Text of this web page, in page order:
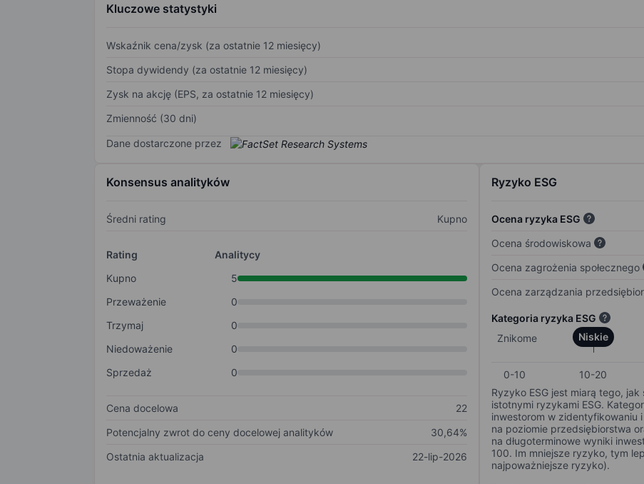
Kluczowe statystyki
Wskaźnik cena/zysk (za ostatnie 12 miesięcy)
Stopa dywidendy (za ostatnie 12 miesięcy)
Zysk na akcję (EPS, za ostatnie 12 miesięcy)
Zmienność (30 dni)
Dane dostarczone przez
Konsensus analityków
Średni rating Kupno
Rating
Analitycy
Kupno
5
Przeważenie
0
Trzymaj
0
Niedoważenie
0
Sprzedaż
0
Cena docelowa
22
Potencjalny zwrot do ceny docelowej analityków
30,64%
Ostatnia aktualizacja
22-lip-2026
Ryzyko ESG
Ocena ryzyka ESG
Ocena środowiskowa
Ocena zagrożenia społecznego
Ocena zarządzania
Kategoria ryzyka ESG
Znikome
Niskie
0-10 10-20
Ryzyko ESG jest miarą tego,
istotnymi ryzykami ESG.
inwestorom w zidentyfikowaniu
na poziomie przedsiębiorstwa
na długoterminowe wyniki
100. Im mniejsze ryzyko, tym
najpoważniejsze ryzyko).